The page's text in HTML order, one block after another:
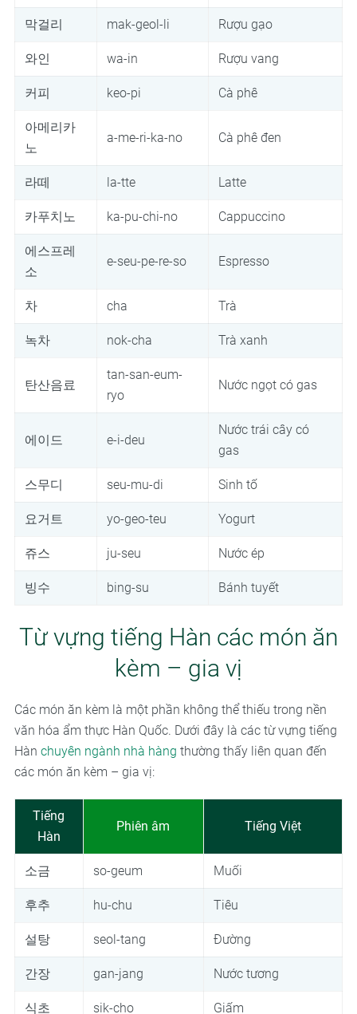
막걸리 mak-geol-li Rượu gạo
와인 wa-in Rượu vang
커피 keo-pi Cà phê
아메리카
노
a-me-ri-ka-no Cà phê đen
라떼 la-tte Latte
카푸치노 ka-pu-chi-no Cappuccino
에스프레
소
e-seu-pe-re-so Espresso
차 cha Trà
녹차 nok-cha Trà xanh
탄산음료
tan-san-eum-
ryo
Nước ngọt có gas
에이드 e-i-deu
Nước trái cây có
gas
스무디 seu-mu-di Sinh tố
요거트 yo-geo-teu Yogurt
쥬스 ju-seu Nước ép
빙수 bing-su Bánh tuyết
Từ vựng tiếng Hàn các món ăn
kèm – gia vị
Các món ăn kèm là một phần không thể thiếu trong nền
văn hóa ẩm thực Hàn Quốc. Dưới đây là các từ vựng tiếng
Hàn chuyên ngành nhà hàng thường thấy liên quan đến
các món ăn kèm – gia vị:
Tiếng
Hàn
Phiên âm Tiếng Việt
소금 so-geum Muối
후추 hu-chu Tiêu
설탕 seol-tang Đường
간장 gan-jang Nước tương
식초 sik-cho Giấm